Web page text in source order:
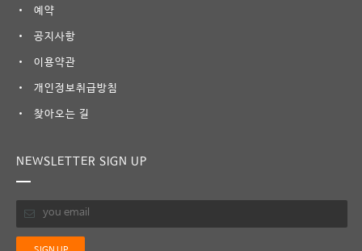
예약
공지사항
이용약관
개인정보취급방침
찾아오는 길
NEWSLETTER SIGN UP